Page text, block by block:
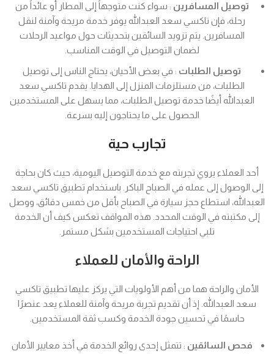
توصيل المسافرين : سواء كنت متوجهاً إلى المطار أو عائداً من
رحلة، فإن تاكسي سعد العبدالله يوفر خدمة مريحة وآمنة لنقل
المسافرين. يتم تزويد السائقين بتحديثات حول مواعيد الرحلات
لضمان التوصيل في الوقت المناسب.
توصيل الطلبات : في بعض الأحيان، يحتاج الناس إلى توصيل
الطلبات، من مستلزمات المنزل إلى الهدايا. يقدم تاكسي سعد
العبدالله أيضًا خدمة توصيل الطلبات، مما يسهل على المستخدمين
الحصول على ما يحتاجون إليه بسرعة.
تجارب حية
أحد العملاء يروي تجربته مع خدمة التوصيل اليومية، حيث كان بحاجة
إلى الوصول إلى عمله في الصباح الباكر. باستخدام تطبيق تاكسي سعد
العبدالله، استطاع حجز سيارة في الصباح بأقل من خمس دقائق، ووصل
إلى مكتبته في الوقت المحدد. هذه المواقف تعكس كيف أن الخدمة
تلبي احتياجات المستخدمين بشكل مستمر.
الراحة والأمان للعملاء
الأمان والراحة هما من أهم الأولويات التي يركز عليها تطبيق تاكسي
سعد العبدالله. إذ أن تقديم تجربة مريحة وآمنة للعملاء يعد عنصرًا
حاسمًا في تحسين جودة الخدمة وكسب ثقة المستخدمين.
فحص السائقين : تتمثل إحدى روائع الخدمة في أخذ معايير الأمان